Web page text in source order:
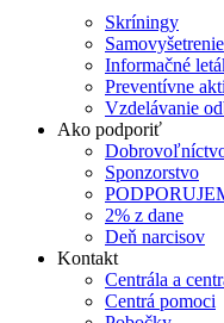
Skríningy
Informačné
Preventívne
Vzdelávanie
Ako podporiť
Sponzorstvo
2% z dane
Deň narcisov
Kontakt
Centrála a
Centrá pomoci